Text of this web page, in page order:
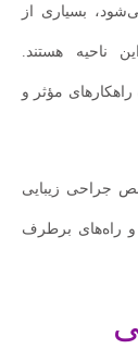
بسیاری از
ناحیه هستند.
مؤثر و
جراحی زیبایی
و راه‌های برطرف